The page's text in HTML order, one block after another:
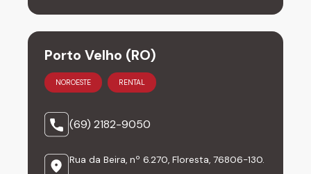
Porto Velho (RO)
NOROESTE RENTAL
(69) 2182-9050
Rua da Beira, nº 6.270, Floresta, 76806-130.